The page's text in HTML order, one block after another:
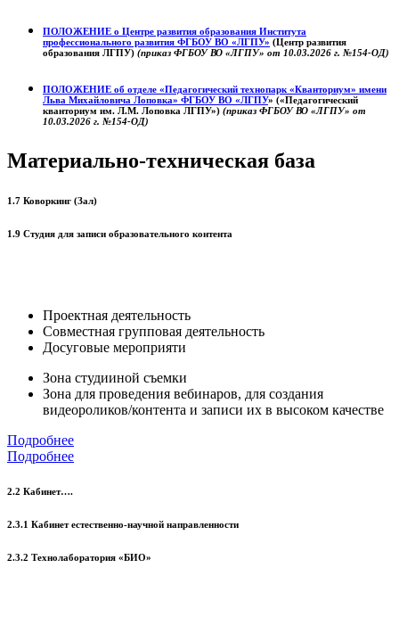
ПОЛОЖЕНИЕ о Центре развития образования Института
профессионального развития ФГБОУ ВО «ЛГПУ» (Центр развития
образования ЛГПУ) (приказ ФГБОУ ВО «ЛГПУ» от 10.03.2026 г. №154-ОД)
ПОЛОЖЕНИЕ об отделе «Педагогический технопарк «Кванториум» имени
Льва Михайловича Лоповка» ФГБОУ ВО «ЛГПУ» («Педагогический
кванториум им. Л.М. Лоповка ЛГПУ») (приказ ФГБОУ ВО «ЛГПУ» от
10.03.2026 г. №154-ОД)
Материально-техническая база
1.7 Коворкинг (Зал)
1.9 Студия для записи образовательного контента
Проектная деятельность
Совместная групповая деятельность
Досуговые мероприяти
Зона студииной съемки
Зона для проведения вебинаров, для создания
видеороликов/контента и записи их в высоком качестве
Подробнее
Подробнее
2.2 Кабинет….
2.3.1 Кабинет естественно-научной направленности
2.3.2 Технолаборатория «БИО»